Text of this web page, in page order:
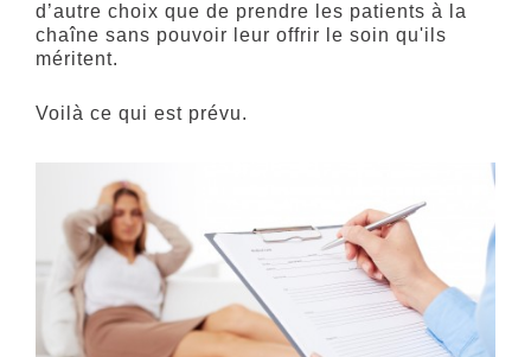
d’autre choix que de prendre les patients à la
chaîne sans pouvoir leur offrir le soin qu'ils
méritent.
Voilà ce qui est prévu.